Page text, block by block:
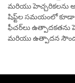
మరియు హెచ్చరికలను
షిఫ్ట్‌ల సమయంలో కూడా
ఫీచర్‌లు ఉత్పాదకతను
మరియు ఉత్పాదన